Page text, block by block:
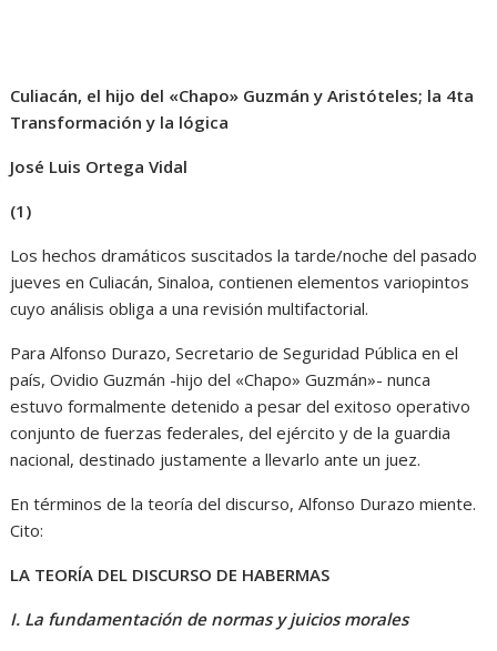
Culiacán, el hijo del «Chapo» Guzmán y Aristóteles; la 4ta
Transformación y la lógica
José Luis Ortega Vidal
(1)
Los hechos dramáticos suscitados la tarde/noche del pasado
jueves en Culiacán, Sinaloa, contienen elementos variopintos
cuyo análisis obliga a una revisión multifactorial.
Para Alfonso Durazo, Secretario de Seguridad Pública en el
país, Ovidio Guzmán -hijo del «Chapo» Guzmán»- nunca
estuvo formalmente detenido a pesar del exitoso operativo
conjunto de fuerzas federales, del ejército y de la guardia
nacional, destinado justamente a llevarlo ante un juez.
En términos de la teoría del discurso, Alfonso Durazo miente.
Cito:
LA TEORÍA DEL DISCURSO DE HABERMAS
I. La fundamentación de normas y juicios morales